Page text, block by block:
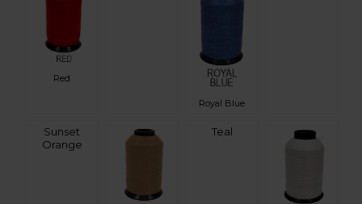
Red
Royal Blue
Sunset
Orange
Teal